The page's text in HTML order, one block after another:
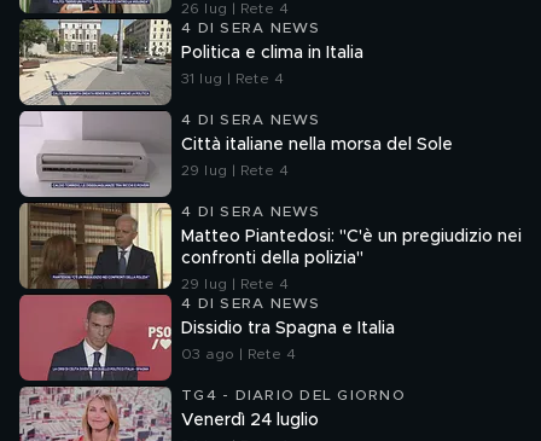
26 lug | Rete 4
4 DI SERA NEWS
Politica e clima in Italia
31 lug | Rete 4
4 DI SERA NEWS
Città italiane nella morsa del Sole
29 lug | Rete 4
4 DI SERA NEWS
Matteo Piantedosi: "C'è un pregiudizio nei
confronti della polizia"
29 lug | Rete 4
4 DI SERA NEWS
Dissidio tra Spagna e Italia
03 ago | Rete 4
TG4 - DIARIO DEL GIORNO
Venerdì 24 luglio